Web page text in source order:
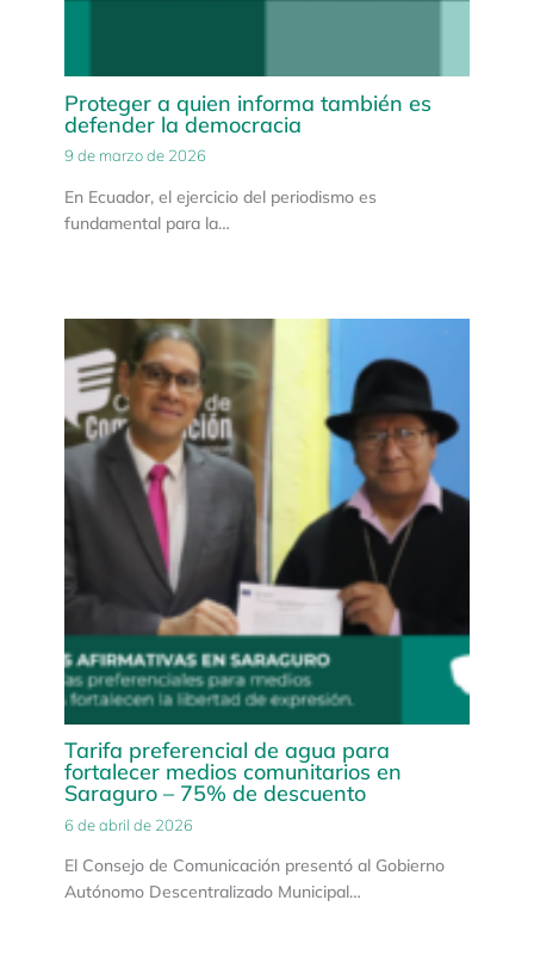
Proteger a quien informa también es
defender la democracia
9 de marzo de 2026
En Ecuador, el ejercicio del periodismo es
fundamental para la…
Tarifa preferencial de agua para
fortalecer medios comunitarios en
Saraguro – 75% de descuento
6 de abril de 2026
El Consejo de Comunicación presentó al Gobierno
Autónomo Descentralizado Municipal…